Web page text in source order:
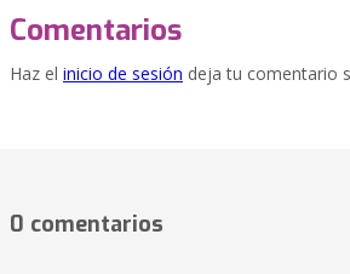
Comentarios
Haz el inicio de sesión deja tu comentario
0 comentarios